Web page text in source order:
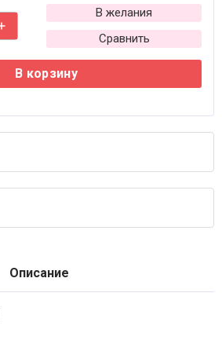
В желания
Сравнить
В корзину
Описание